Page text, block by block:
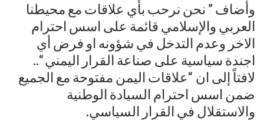
وأضاف ” نحن نرحب بأي علاقات مع محيطنا
العربي والإسلامي قائمة على اسس احترام
الاخر وعدم التدخل في شؤونه او فرض أي
اجندة سياسية على صناعة القرار اليمني “..
لافتاً إلى ان “علاقات اليمن مفتوحة مع الجميع
ضمن اسس احترام السيادة الوطنية
والاستقلال في القرار السياسي.